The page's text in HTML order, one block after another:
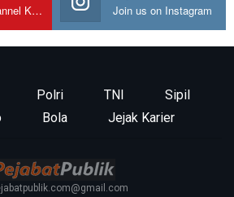
Kunjungi Channel Kami Join us on Instagram
Polri TNI
Sipil
Bola Jejak Karier